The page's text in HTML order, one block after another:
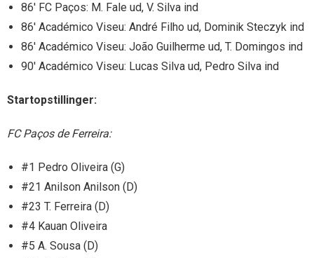
86′ FC Paços: M. Fale ud, V. Silva ind
86′ Académico Viseu: André Filho ud, Dominik Steczyk ind
86′ Académico Viseu: João Guilherme ud, T. Domingos ind
90′ Académico Viseu: Lucas Silva ud, Pedro Silva ind
Startopstillinger:
FC Paços de Ferreira:
#1 Pedro Oliveira (G)
#21 Anilson Anilson (D)
#23 T. Ferreira (D)
#4 Kauan Oliveira
#5 A. Sousa (D)